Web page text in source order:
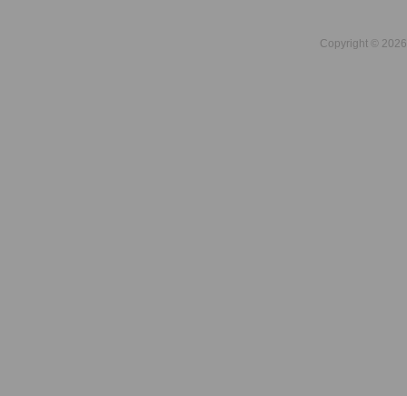
Copyright ©